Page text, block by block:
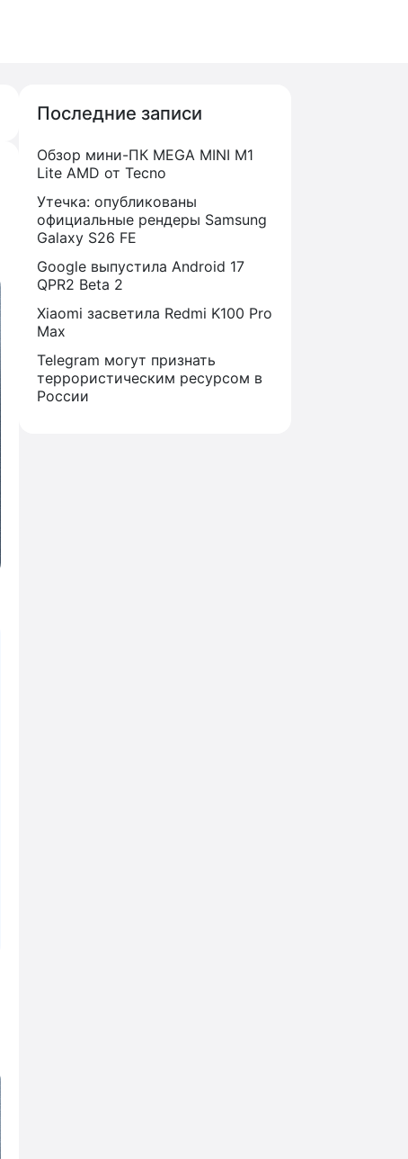
Последние записи
Обзор мини-ПК MEGA MINI M1
Lite AMD от Tecno
Утечка: опубликованы
официальные рендеры Samsung
Galaxy S26 FE
Google выпустила Android 17
QPR2 Beta 2
Xiaomi засветила Redmi K100 Pro
Max
Telegram могут признать
террористическим ресурсом в
России